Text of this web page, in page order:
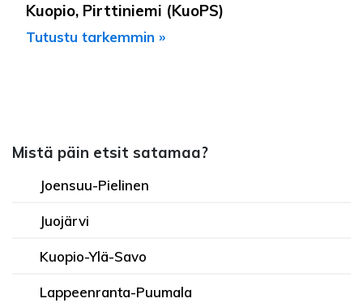
Kuopio, Pirttiniemi (KuoPS)
Tutustu tarkemmin »
Mistä päin etsit satamaa?
Joensuu-Pielinen
Juojärvi
Kuopio-Ylä-Savo
Lappeenranta-Puumala